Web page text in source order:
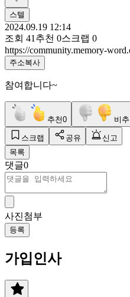
스텔
2024.09.19 12:14
조회 41 추천 0스크랩 0
https://community.memory-
주소복사
참여합니다~
추천0 비
스크랩 공유
신고
목록
댓글0
사진첨부
등록
가입인사